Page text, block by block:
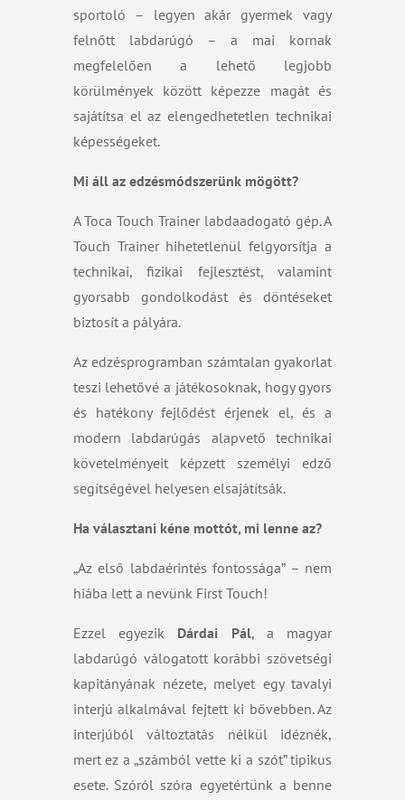
sportoló – legyen akár gyermek vagy
felnőtt labdarúgó – a mai kornak
megfelelően a lehető legjobb
körülmények között képezze magát és
sajátítsa el az elengedhetetlen technikai
képességeket.
Mi áll az edzésmódszerünk mögött?
A Toca Touch Trainer labdaadogató gép. A
Touch Trainer hihetetlenül felgyorsítjaa
technikai, fizikai fejlesztést, valamint
gyorsabb gondolkodást és döntéseket
biztosít a pályára.
Az edzésprogramban számtalan gyakorlat
teszi lehetővé a játékosoknak, hogy gyors
és hatékony fejlődést érjenek el, és a
modern labdarúgás alapvető technikai
követelményeit képzett személyi edző
segítségével helyesen elsajátítsák.
Ha választani kéne mottót, mi lenne az?
„Az első labdaérintés fontossága” – nem
hiába lett a nevünk First Touch!
Ezzel egyezik Dárdai Pál, a magyar
labdarúgó válogatott korábbi szövetségi
kapitányának nézete, melyet egy tavalyi
interjú alkalmával fejtett ki bővebben. Az
interjúból változtatás nélkül idéznék,
mert ez a „számból vette ki a szót” tipikus
esete. Szóról szóra egyetértünk a benne